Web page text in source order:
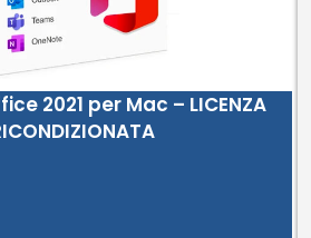
2021 per Mac – LICENZA